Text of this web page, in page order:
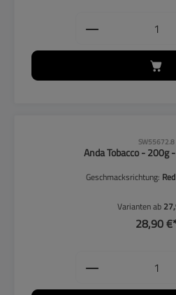
Produkt
SW55672.8
Anda Tobacco - 200g
Geschmacksrichtung:
Varianten ab
28,90
Produkt